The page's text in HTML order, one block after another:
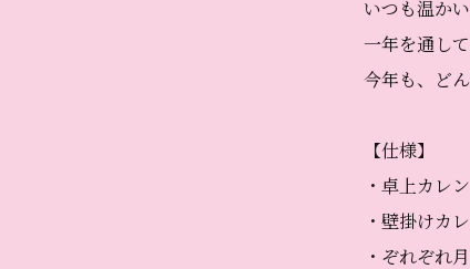
いつも温か
一年を通し
今年も、ど
【仕様】
・卓上カレ
・壁掛けカ
・ぞれぞれ